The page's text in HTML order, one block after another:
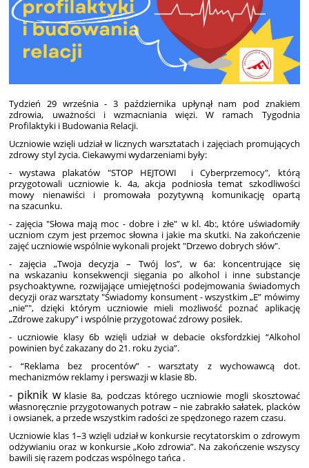
Tydzień 29 września - 3 października upłynął nam pod znakiem
zdrowia, uważności i wzmacniania więzi. W ramach Tygodnia
Profilaktyki i Budowania Relacji.
Uczniowie wzięli udział w licznych warsztatach i zajęciach promujących
zdrowy styl życia. Ciekawymi wydarzeniami były:
- wystawa plakatów "STOP HEJTOWI i Cyberprzemocy", którą
przygotowali uczniowie k. 4a, akcja podniosła temat szkodliwości
mowy nienawiści i promowała pozytywną komunikację opartą
na szacunku.
- zajęcia "Słowa mają moc - dobre i złe" w kl. 4b:, które uświadomiły
uczniom czym jest przemoc słowna i jakie ma skutki. Na zakończenie
zajęć uczniowie wspólnie wykonali projekt "Drzewo dobrych słów".
- zajęcia „Twoja decyzja – Twój los”, w 6a: koncentrujące się
na wskazaniu konsekwencji sięgania po alkohol i inne substancje
psychoaktywne, rozwijające umiejętności podejmowania świadomych
decyzji oraz warsztaty "Świadomy konsument - wszystkim „E” mówimy
„nie”", dzięki którym uczniowie mieli możliwość poznać aplikację
„Zdrowe zakupy” i wspólnie przygotować zdrowy posiłek.
- uczniowie klasy 6b wzięli udział w debacie oksfordzkiej “Alkohol
powinien być zakazany do 21. roku życia”.
- “Reklama bez procentów” - warsztaty z wychowawcą dot.
mechanizmów reklamy i perswazji w klasie 8b.
- piknik wklasie 8a, podczas którego uczniowie mogli skosztować
własnoręcznie przygotowanych potraw – nie zabrakło sałatek, placków
i owsianek, a przede wszystkim radości ze spędzonego razem czasu.
Uczniowie klas 1–3 wzięli udział w konkursie recytatorskim o zdrowym
odżywianiu oraz w konkursie „Koło zdrowia”. Na zakończenie wszyscy
bawili się razem podczas wspólnego tańca .